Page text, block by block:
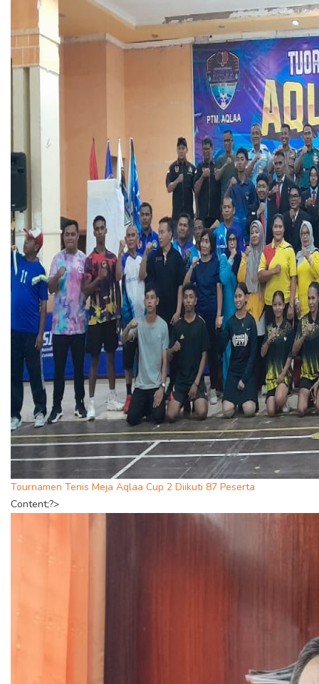
Tournamen Tenis Meja Aqlaa Cup 2 Diikuti 87 Peserta
Content;?>